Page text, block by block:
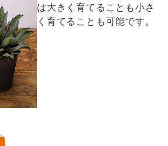
は大きく育てることも小さ
く育てることも可能です。